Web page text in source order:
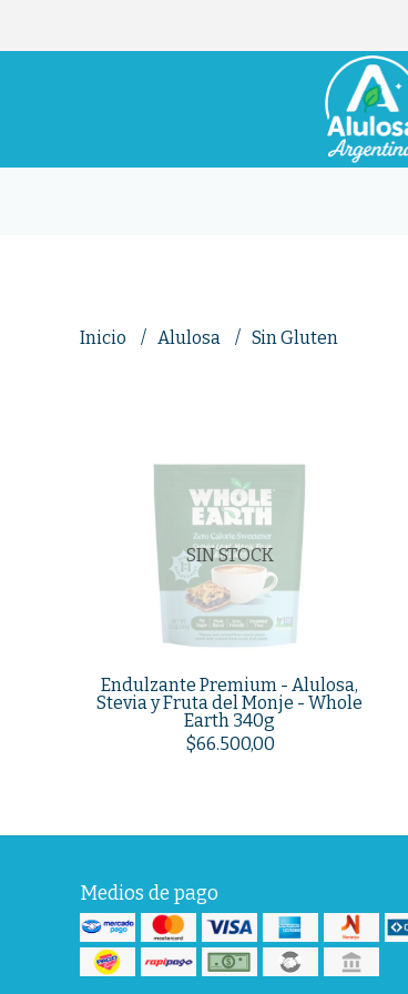
Inicio Alulosa Sin Gluten
SIN STOCK
Endulzante Premium - Alulosa,
Stevia y Fruta del Monje - Whole
Earth 340g
$66.500,00
Medios de pago